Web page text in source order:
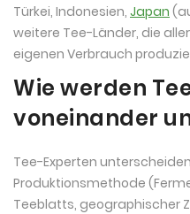
Türkei, Indonesien, Japan
weitere Tee-Länder, die
eigenen Verbrauch
Wie werden
voneinander
Tee-Experten
Produktionsmethode
Teeblatts, geographischer